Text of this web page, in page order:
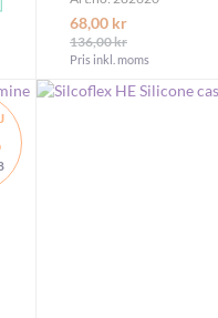
LÄGG I VARUKORGEN
68,00 kr
136,00 kr
Pris inkl. moms